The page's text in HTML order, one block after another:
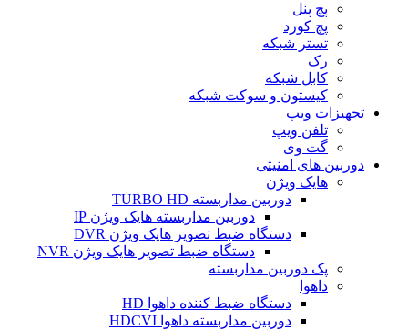
پچ پنل
پچ کورد
تستر شبکه
رک
کابل شبکه
کیستون و سوکت شبکه
تجهیزات ویپ
تلفن ویپ
گت وی
دوربین های امنیتی
هایک ویژن
دوربین مداربسته TURBO HD
دوربین مداربسته هایک ویژن IP
دستگاه ضبط تصویر هایک ویژن DVR
دستگاه ضبط تصویر هایک ویژن NVR
پک دوربین مداربسته
داهوا
دستگاه ضبط کننده داهوا HD
دوربین مداربسته داهوا HDCVI